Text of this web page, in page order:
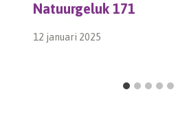
Natuurgeluk 171
12 januari 2025